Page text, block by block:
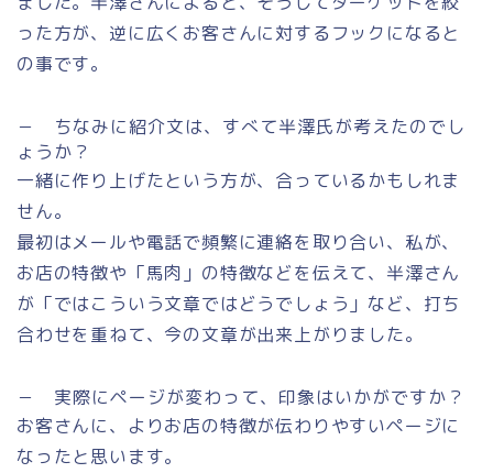
った方が、逆に広くお客さんに対するフックになると
の事です。
－ ちなみに紹介文は、すべて半澤氏が考えたのでし
ょうか？
一緒に作り上げたという方が、合っているかもしれま
せん。
最初はメールや電話で頻繁に連絡を取り合い、私が、
お店の特徴や「馬肉」の特徴などを伝えて、半澤さん
が「ではこういう文章ではどうでしょう」など、打ち
合わせを重ねて、今の文章が出来上がりました。
－ 実際にページが変わって、印象はいかがですか？
お客さんに、よりお店の特徴が伝わりやすいページに
なったと思います。